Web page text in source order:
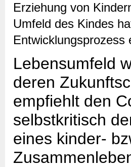
Erziehung von
Umfeld des Kindes
Entwicklungsprozess
Lebensumfeld
deren
empfiehlt den
selbstkritisch
eines kinder-